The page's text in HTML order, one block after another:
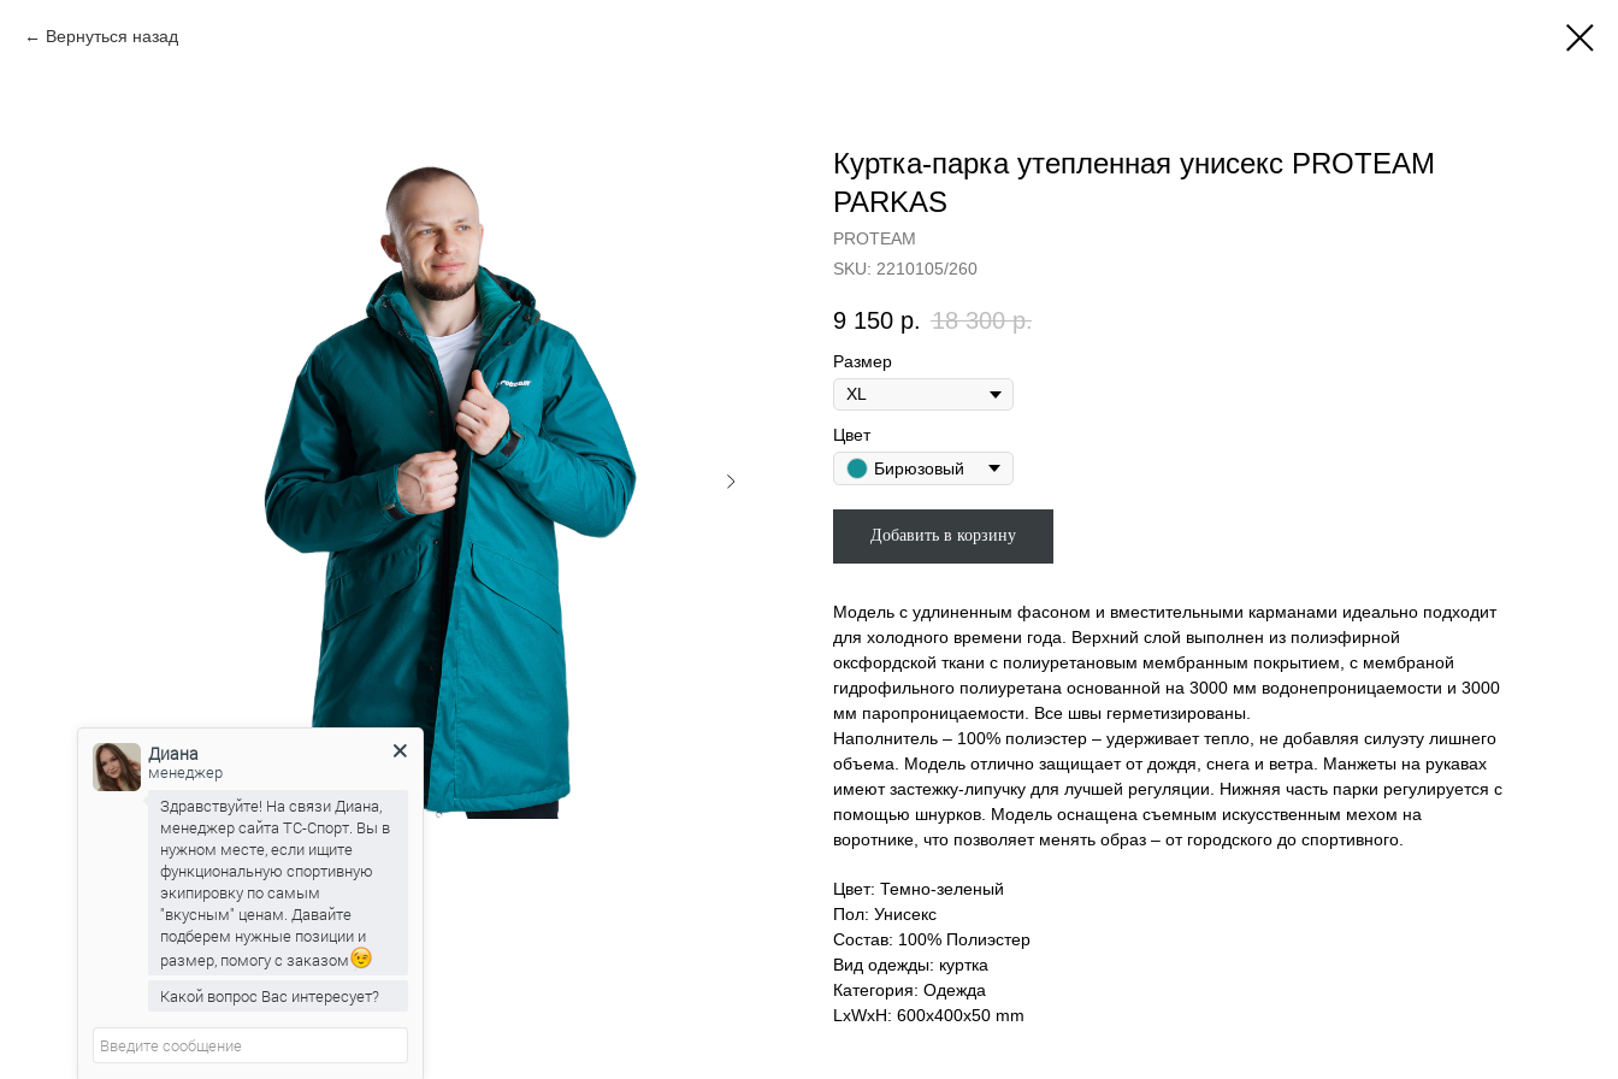
Вернуться назад
Куртка-парка утепленная унисекс PROTEAM
PARKAS
PROTEAM
SKU: 2210105/260
9 150 р. 18 300 р.
Размер
Цвет
Бирюзовый
Добавить в корзину
Модель с удлиненным фасоном и вместительными карманами идеально подходит
для холодного времени года. Верхний слой выполнен из полиэфирной
оксфордской ткани с полиуретановым мембранным покрытием, с мембраной
гидрофильного полиуретана основанной на 3000 мм водонепроницаемости и 3000
мм паропроницаемости. Все швы герметизированы.
Наполнитель – 100% полиэстер – удерживает тепло, не добавляя силуэту лишнего
объема. Модель отлично защищает от дождя, снега и ветра. Манжеты на рукавах
имеют застежку-липучку для лучшей регуляции. Нижняя часть парки регулируется с
помощью шнурков. Модель оснащена съемным искусственным мехом на
воротнике, что позволяет менять образ – от городского до спортивного.
Цвет: Темно-зеленый
Пол: Унисекс
Состав: 100% Полиэстер
Вид одежды: куртка
Категория: Одежда
LxWxH: 600x400x50 mm
Диана
менеджер
Здравствуйте! На связи Диана,
менеджер сайта ТС-Спорт. Вы в
нужном месте, если ищите
функциональную спортивную
экипировку по самым
"вкусным" ценам. Давайте
подберем нужные позиции и
размер, помогу с заказом
Какой вопрос Вас интересует?